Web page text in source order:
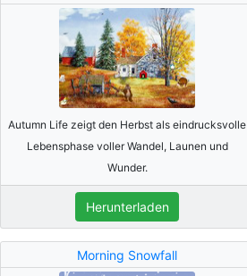
Autumn Life zeigt den Herbst als eindrucksvolle
Lebensphase voller Wandel, Launen und
Wunder.
Herunterladen
Morning Snowfall